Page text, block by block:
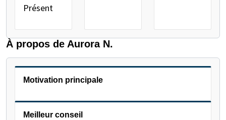
Présent
À propos de Aurora N.
Motivation principale
Meilleur conseil